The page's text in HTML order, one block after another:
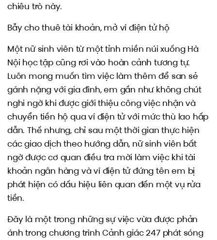
chiêu trò này.
Bẫy cho thuê tài khoản, mở ví điện tử hộ
Một nữ sinh viên từ một tỉnh miền núi xuống Hà
Nội học tập cũng rơi vào hoàn cảnh tương tự.
Luôn mong muốn tìm việc làm thêm để san sẻ
gánh nặng với gia đình, em gần như không chút
nghi ngờ khi được giới thiệu công việc nhận và
chuyển tiền hộ qua ví điện tử với mức thù lao hấp
dẫn. Thế nhưng, chỉ sau một thời gian thực hiện
các giao dịch theo hướng dẫn, nữ sinh viên bất
ngờ được cơ quan điều tra mời làm việc khi tài
khoản ngân hàng và ví điện tử đứng tên em bị
phát hiện có dấu hiệu liên quan đến một vụ rửa
tiền.
Đây là một trong những sự việc vừa được phản
ánh trong chương trình Cảnh giác 247 phát sóng